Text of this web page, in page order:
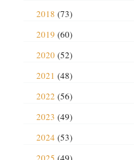
2018 (73)
2019 (60)
2020 (52)
2021 (48)
2022 (56)
2023 (49)
2024 (53)
2025 (49)